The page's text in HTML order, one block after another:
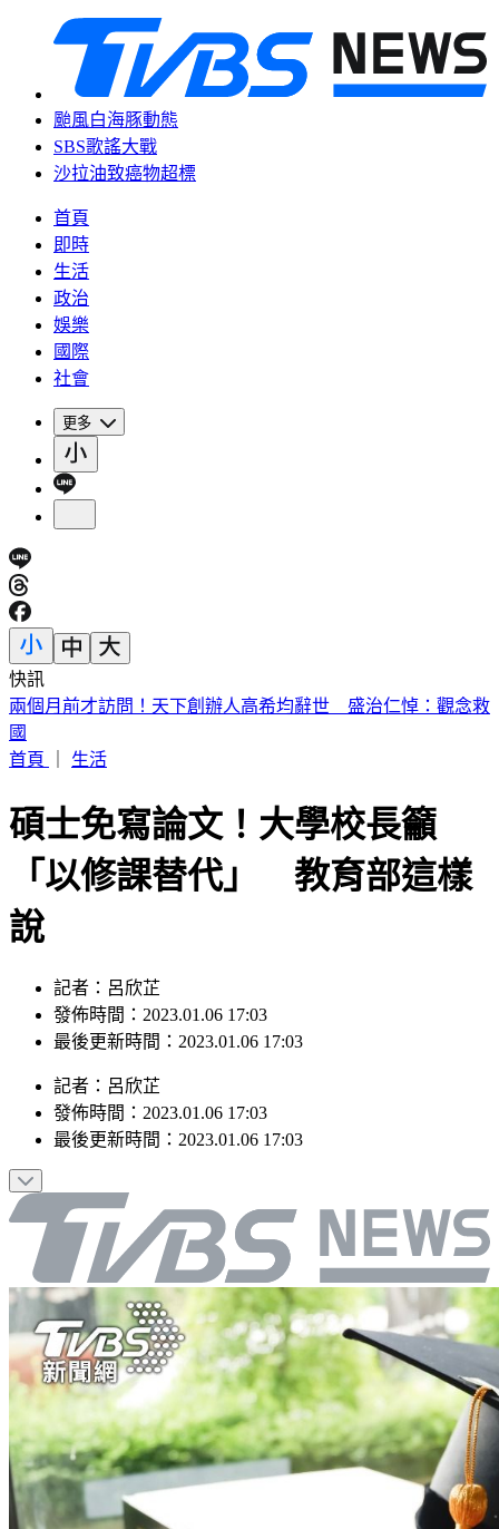
颱風白海豚動態
SBS歌謠大戰
沙拉油致癌物超標
首頁
即時
生活
政治
娛樂
國際
社會
更多
快訊
川普簽公告「劍指中國」！多晶矽15%關稅 12/4上路
首頁
碩士免寫論文！大學校長籲
「以修課替代」 教育部這樣
說
發佈時間：2023.01.06 17:03
最後更新時間：2023.01.06 17:03
發佈時間：2023.01.06 17:03
最後更新時間：2023.01.06 17:03